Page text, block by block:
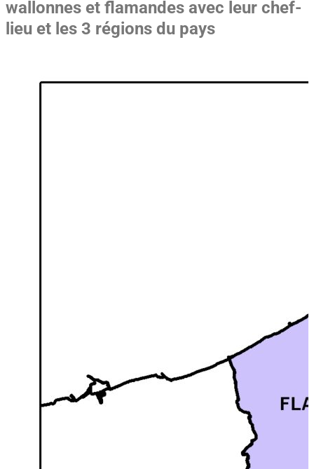
wallonnes et flamandes avec leur chef-
lieu et les 3 régions du pays